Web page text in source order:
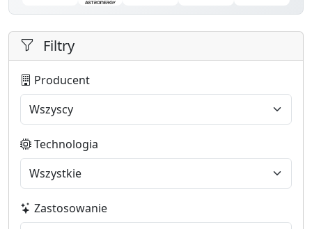
Filtry
Producent
Technologia
Zastosowanie